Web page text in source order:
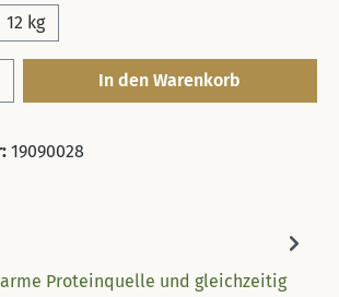
12 kg
Gib den gewünschten
In den Warenkorb
19090028
Proteinquelle und gleichzeitig